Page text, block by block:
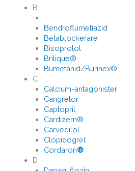
B
Bendroflumetiazid
Betablockerare
Bisoprolol
Brilique®
Bumetanid/Burinex®
C
Calcium-antagonister
Cangrelor
Captopril
Cardizem®
Carvedilol
Clopidogrel
Cordaron®
D